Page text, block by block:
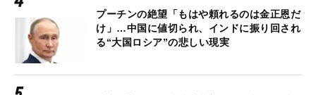
プーチンの絶望「もはや頼れるのは金正恩だ
け」…中国に値切られ、インドに振り回され
る“大国ロシア”の悲しい現実